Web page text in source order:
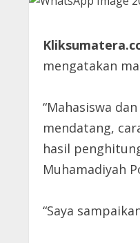
mengatakan
“Mahasiswa
mendatang,
hasil
Muhamadiyah
“Saya